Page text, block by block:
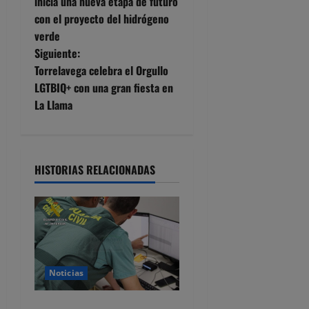
v
e
g
a
i
ó
n
d
e
con el proyecto del hidrógeno
verde
Siguiente:
Torrelavega celebra el Orgullo
LGTBIQ+ con una gran fiesta en
La Llama
HISTORIAS RELACIONADAS
Noticias